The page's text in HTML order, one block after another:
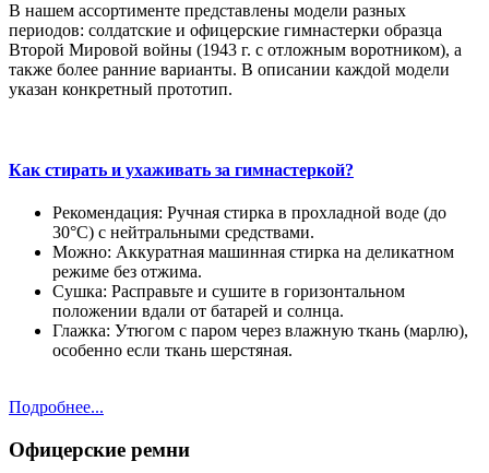
В нашем ассортименте представлены модели разных
периодов: солдатские и офицерские гимнастерки образца
Второй Мировой войны (1943 г. с отложным воротником), а
также более ранние варианты. В описании каждой модели
указан конкретный прототип.
Как стирать и ухаживать за гимнастеркой?
Рекомендация: Ручная стирка в прохладной воде (до
30°C) с нейтральными средствами.
Можно: Аккуратная машинная стирка на деликатном
режиме без отжима.
Сушка: Расправьте и сушите в горизонтальном
положении вдали от батарей и солнца.
Глажка: Утюгом с паром через влажную ткань (марлю),
особенно если ткань шерстяная.
Подробнее...
Офицерские ремни